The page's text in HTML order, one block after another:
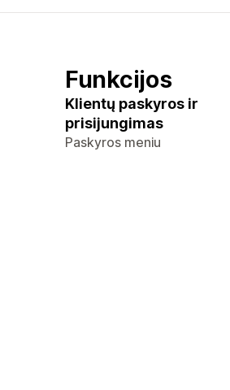
Funkcijos
Klientų paskyros ir
prisijungimas
Paskyros meniu